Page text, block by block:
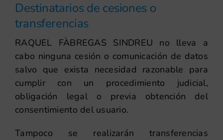
Destinatarios de cesiones o
transferencias
RAQUEL FÀBREGAS SINDREU no lleva a
cabo ninguna cesión o comunicación de datos
salvo que exista necesidad razonable para
cumplir con un procedimiento judicial,
obligación legal o previa obtención del
consentimiento del usuario.
Tampoco se realizarán transferencias